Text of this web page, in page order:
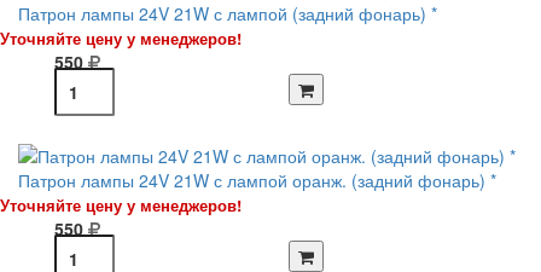
Патрон лампы 24V 21W с лампой (задний фонарь) *
Уточняйте цену у менеджеров!
550
Патрон лампы 24V 21W с лампой оранж. (задний фонарь) *
Уточняйте цену у менеджеров!
550